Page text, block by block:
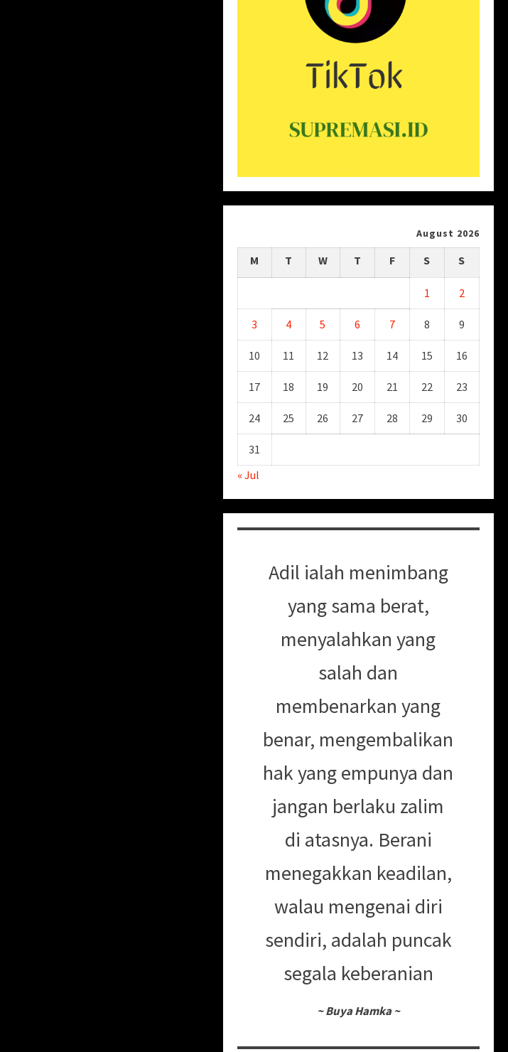
August 2026
M T W T F S S
1 2
3 4 5 6 7 8 9
10 11 12 13 14 15 16
17 18 19 20 21 22 23
24 25 26 27 28 29 30
31
« Jul
Adil ialah menimbang
yang sama berat,
menyalahkan yang
salah dan
membenarkan yang
benar, mengembalikan
hak yang empunya dan
jangan berlaku zalim
di atasnya. Berani
menegakkan keadilan,
walau mengenai diri
sendiri, adalah puncak
segala keberanian
~Buya Hamka ~